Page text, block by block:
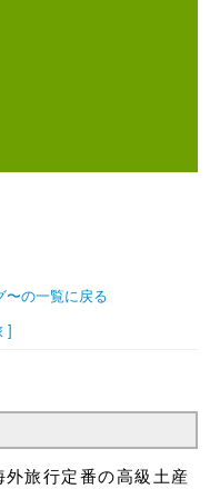
〜の一覧に戻る
]
旅行定番の高級土産